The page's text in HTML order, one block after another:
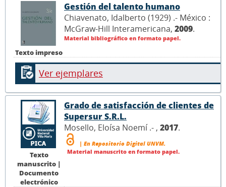
Texto impreso
Gestión del talento humano
Chiavenato, Idalberto (1929) .- México :
McGraw-Hill Interamericana, 2009.
Material bibliográfico en formato papel.
Ver ejemplares
Texto
manuscrito |
Documento
electrónico
Grado de satisfacción de clientes de
Supersur S.R.L.
Mosello, Eloísa Noemí .- , 2017.
| En Repositorio Digital UNVM.
Material manuscrito en formato papel.